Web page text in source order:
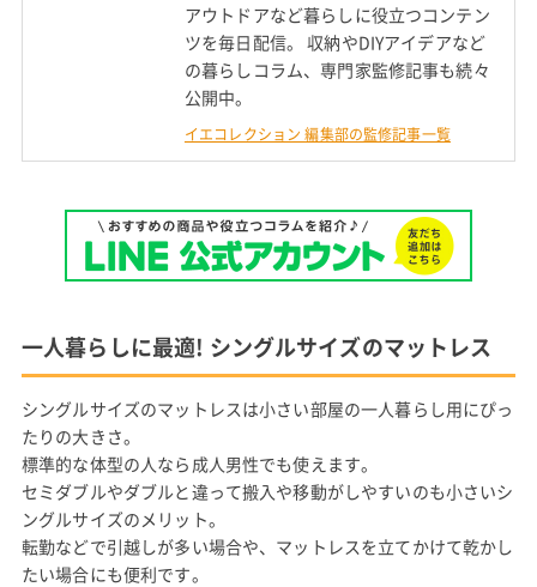
アウトドアなど暮らしに役立つコンテン
ツを毎日配信。 収納やDIYアイデアなど
の暮らしコラム、専門家監修記事も続々
公開中。
イエコレクション 編集部の監修記事一覧
一人暮らしに最適! シングルサイズのマットレス
シングルサイズのマットレスは小さい部屋の一人暮らし用にぴっ
たりの大きさ。
標準的な体型の人なら成人男性でも使えます。
セミダブルやダブルと違って搬入や移動がしやすいのも小さいシ
ングルサイズのメリット。
転勤などで引越しが多い場合や、マットレスを立てかけて乾かし
たい場合にも便利です。